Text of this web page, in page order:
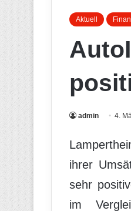
Aktuell
admin 4.
ihrer
sehr
im